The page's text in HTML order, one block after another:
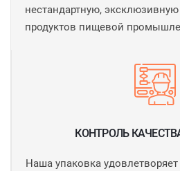
нестандартную,
продуктов пищевой
КОНТРОЛЬ
Наша упаковка